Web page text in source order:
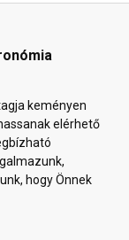
keményen
elérhető
hogy Önnek